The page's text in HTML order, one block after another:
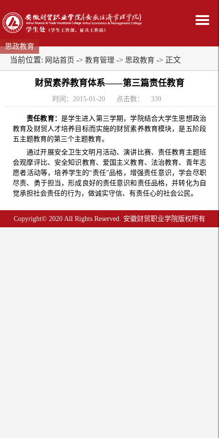
思政教育
当前位置: 网站首页 -> 教育管理 -> 思政教育 -> 正文
财贸素养教育体系——第三篇责任教育
时间：2015-01-20 点击数： 339
责任教育： 是学生进入第三学期，学院结合大学生思想政治
教育及财贸人才培养目标而实施的财贸素养教育模块，是五阶段
五主题教育的第三个主题教育。
通过开展安全卫生文明月活动、演讲比赛、责任教育主题班
会观摩评比、安全知识教育、爱国主义教育、法治教育、青年志
愿者活动等，培养学生的“责任”品格，增强责任意识，学会尽职
尽责、勇于担当，形成良好的责任意识和责任品格，并转化为自
觉承担社会责任的行为，做诚实守信、有责任心的社会公民。
Copyright© 2020 All Rights Reserved. 安徽财贸职业学院版权所有